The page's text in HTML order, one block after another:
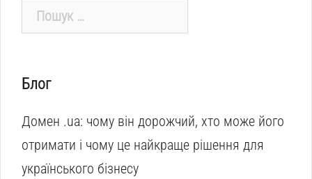
Пошук:
Блог
Домен .ua: чому він дорожчий, хто може його
отримати і чому це найкраще рішення для
українського бізнесу